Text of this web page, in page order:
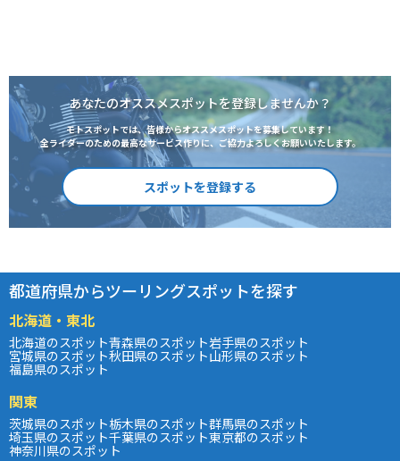
あなたのオススメスポットを登録しませんか？
モトスポットでは、皆様からオススメスポットを募集しています！
全ライダーのための最高なサービス作りに、ご協力よろしくお願いいたします。
スポットを登録する
都道府県からツーリングスポットを探す
北海道・東北
北海道のスポット青森県のスポット岩手県のスポット
宮城県のスポット秋田県のスポット山形県のスポット
福島県のスポット
関東
茨城県のスポット栃木県のスポット群馬県のスポット
埼玉県のスポット千葉県のスポット東京都のスポット
神奈川県のスポット